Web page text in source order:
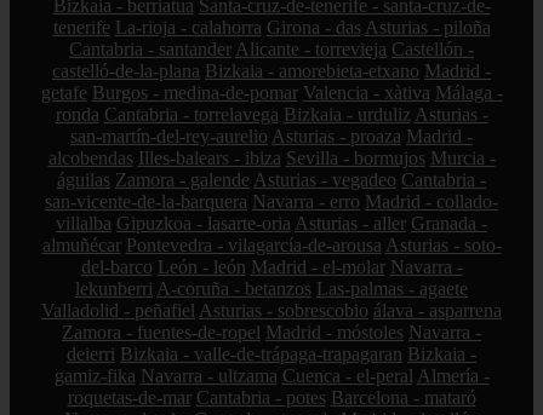
Bizkaia - berriatua Santa-cruz-de-tenerife - santa-cruz-de-
tenerife La-rioja - calahorra Girona - das Asturias - piloña
Cantabria - santander Alicante - torrevieja Castellón -
castelló-de-la-plana Bizkaia - amorebieta-etxano Madrid -
getafe Burgos - medina-de-pomar Valencia - xàtiva Málaga -
ronda Cantabria - torrelavega Bizkaia - urduliz Asturias -
san-martín-del-rey-aurelio Asturias - proaza Madrid -
alcobendas Illes-balears - ibiza Sevilla - bormujos Murcia -
águilas Zamora - galende Asturias - vegadeo Cantabria -
san-vicente-de-la-barquera Navarra - erro Madrid - collado-
villalba Gipuzkoa - lasarte-oria Asturias - aller Granada -
almuñécar Pontevedra - vilagarcía-de-arousa Asturias - soto-
del-barco León - león Madrid - el-molar Navarra -
lekunberri A-coruña - betanzos Las-palmas - agaete
Valladolid - peñafiel Asturias - sobrescobio álava - asparrena
Zamora - fuentes-de-ropel Madrid - móstoles Navarra -
deierri Bizkaia - valle-de-trápaga-trapagaran Bizkaia -
gamiz-fika Navarra - ultzama Cuenca - el-peral Almería -
roquetas-de-mar Cantabria - potes Barcelona - mataró